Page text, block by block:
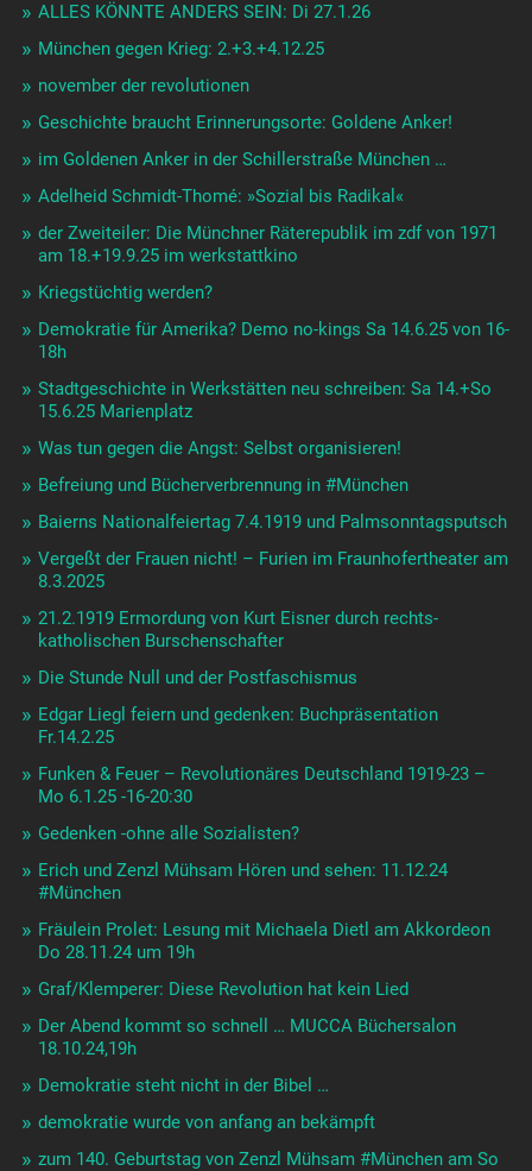
ALLES KÖNNTE ANDERS SEIN: Di 27.1.26
München gegen Krieg: 2.+3.+4.12.25
november der revolutionen
Geschichte braucht Erinnerungsorte: Goldene Anker!
im Goldenen Anker in der Schillerstraße München …
Adelheid Schmidt-Thomé: »Sozial bis Radikal«
der Zweiteiler: Die Münchner Räterepublik im zdf von 1971
am 18.+19.9.25 im werkstattkino
Kriegstüchtig werden?
Demokratie für Amerika? Demo no-kings Sa 14.6.25 von 16-
18h
Stadtgeschichte in Werkstätten neu schreiben: Sa 14.+So
15.6.25 Marienplatz
Was tun gegen die Angst: Selbst organisieren!
Befreiung und Bücherverbrennung in #München
Baierns Nationalfeiertag 7.4.1919 und Palmsonntagsputsch
Vergeßt der Frauen nicht! – Furien im Fraunhofertheater am
8.3.2025
21.2.1919 Ermordung von Kurt Eisner durch rechts-
katholischen Burschenschafter
Die Stunde Null und der Postfaschismus
Edgar Liegl feiern und gedenken: Buchpräsentation
Fr.14.2.25
Funken & Feuer – Revolutionäres Deutschland 1919-23 –
Mo 6.1.25 -16-20:30
Gedenken -ohne alle Sozialisten?
Erich und Zenzl Mühsam Hören und sehen: 11.12.24
#München
Fräulein Prolet: Lesung mit Michaela Dietl am Akkordeon
Do 28.11.24 um 19h
Graf/Klemperer: Diese Revolution hat kein Lied
Der Abend kommt so schnell … MUCCA Büchersalon
18.10.24,19h
Demokratie steht nicht in der Bibel …
demokratie wurde von anfang an bekämpft
zum 140. Geburtstag von Zenzl Mühsam #München am So